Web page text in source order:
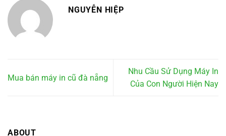
NGUYỄN HIỆP
Mua bán máy in cũ đà nẵng
Nhu Cầu Sử Dụng Máy In
Của Con Người Hiện Nay
ABOUT